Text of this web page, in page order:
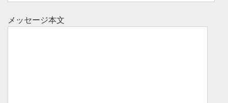
メッセージ本文